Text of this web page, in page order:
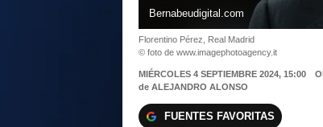
Bernabeudigital.com
Florentino Pérez, Real Madrid
© foto de www.imagephotoagency.it
MIÉRCOLES 4 SEPTIEMBRE 2024, 15:00
de ALEJANDRO ALONSO
FUENTES FAVORITAS